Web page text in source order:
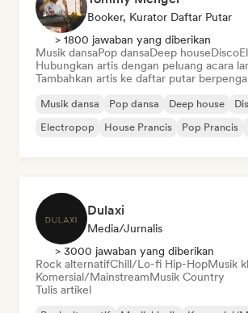
Booker, Kurator Daftar Putar
> 1800 jawaban yang diberikan
Musik dansaPop dansaDeep houseDisco
Hubungkan artis dengan peluang acara
Tambahkan artis ke daftar putar
Musik dansa Pop dansa Deep house
Electropop
House Prancis Pop Prancis
Dulaxi
Media/Jurnalis
> 3000 jawaban yang diberikan
Rock alternatifChill/Lo-fi Hip-HopMusik
Komersial/MainstreamMusik Country
Tulis artikel